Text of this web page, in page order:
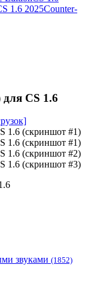
1.6 2025Counter-
CS 1.6
звуками (1852)